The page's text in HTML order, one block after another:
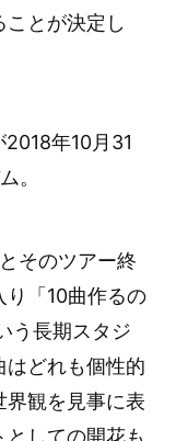
とが決定し
2018年10月31
。
そのツアー終
り「10曲作るの
う長期スタジ
はどれも個性的
界観を見事に表